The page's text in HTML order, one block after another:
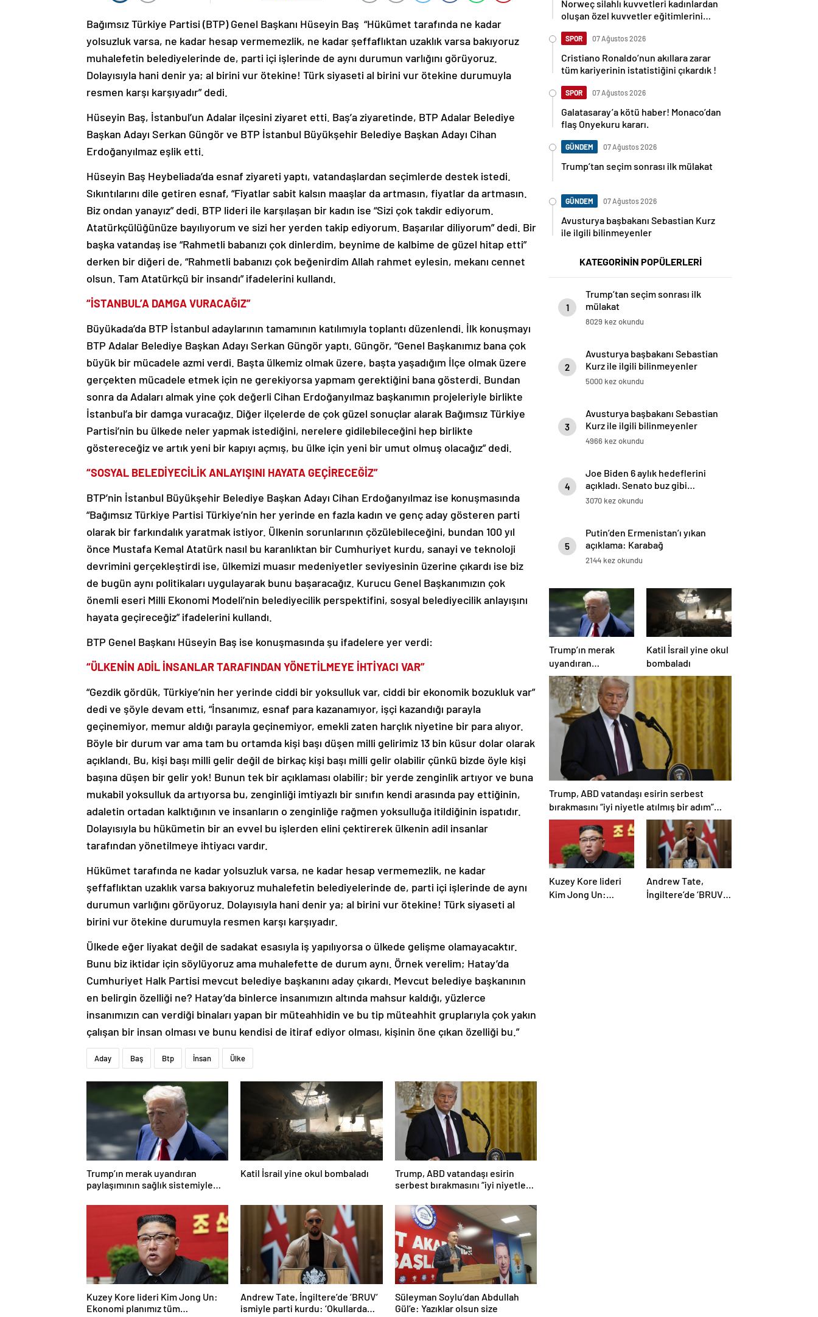
Bağımsız Türkiye Partisi (BTP) Genel Başkanı Hüseyin Baş “Hükümet tarafında ne kadar
yolsuzluk varsa, ne kadar hesap vermemezlik, ne kadar şeffaflıktan uzaklık varsa bakıyoruz
muhalefetin belediyelerinde de, parti içi işlerinde de aynı durumun varlığını görüyoruz.
Dolayısıyla hani denir ya; al birini vur ötekine! Türk siyaseti al birini vur ötekine durumuyla
resmen karşı karşıyadır” dedi.
Hüseyin Baş, İstanbul’un Adalar ilçesini ziyaret etti. Baş’a ziyaretinde, BTP Adalar Belediye
Başkan Adayı Serkan Güngör ve BTP İstanbul Büyükşehir Belediye Başkan Adayı Cihan
Erdoğanyılmaz eşlik etti.
Hüseyin Baş Heybeliada’da esnaf ziyareti yaptı, vatandaşlardan seçimlerde destek istedi.
Sıkıntılarını dile getiren esnaf, “Fiyatlar sabit kalsın maaşlar da artmasın, fiyatlar da artmasın.
Biz ondan yanayız” dedi. BTP lideri ile karşılaşan bir kadın ise “Sizi çok takdir ediyorum.
Atatürkçülüğünüze bayılıyorum ve sizi her yerden takip ediyorum. Başarılar diliyorum” dedi. Bir
başka vatandaş ise “Rahmetli babanızı çok dinlerdim, beynime de kalbime de güzel hitap etti”
derken bir diğeri de, “Rahmetli babanızı çok beğenirdim Allah rahmet eylesin, mekanı cennet
olsun. Tam Atatürkçü bir insandı” ifadelerini kullandı.
“İSTANBUL’A DAMGA VURACAĞIZ”
Büyükada’da BTP İstanbul adaylarının tamamının katılımıyla toplantı düzenlendi. İlk konuşmayı
BTP Adalar Belediye Başkan Adayı Serkan Güngör yaptı. Güngör, “Genel Başkanımız bana çok
büyük bir mücadele azmi verdi. Başta ülkemiz olmak üzere, başta yaşadığım İlçe olmak üzere
gerçekten mücadele etmek için ne gerekiyorsa yapmam gerektiğini bana gösterdi. Bundan
sonra da Adaları almak yine çok değerli Cihan Erdoğanyılmaz başkanımın projeleriyle birlikte
İstanbul’a bir damga vuracağız. Diğer ilçelerde de çok güzel sonuçlar alarak Bağımsız Türkiye
Partisi’nin bu ülkede neler yapmak istediğini, nerelere gidilebileceğini hep birlikte
göstereceğiz ve artık yeni bir kapıyı açmış, bu ülke için yeni bir umut olmuş olacağız” dedi.
“SOSYAL BELEDİYECİLİK ANLAYIŞINI HAYATA GEÇİRECEĞİZ”
BTP’nin İstanbul Büyükşehir Belediye Başkan Adayı Cihan Erdoğanyılmaz ise konuşmasında
“Bağımsız Türkiye Partisi Türkiye’nin her yerinde en fazla kadın ve genç aday gösteren parti
olarak bir farkındalık yaratmak istiyor. Ülkenin sorunlarının çözülebileceğini, bundan 100 yıl
önce Mustafa Kemal Atatürk nasıl bu karanlıktan bir Cumhuriyet kurdu, sanayi ve teknoloji
devrimini gerçekleştirdi ise, ülkemizi muasır medeniyetler seviyesinin üzerine çıkardı ise biz
de bugün aynı politikaları uygulayarak bunu başaracağız. Kurucu Genel Başkanımızın çok
önemli eseri Milli Ekonomi Modeli’nin belediyecilik perspektifini, sosyal belediyecilik anlayışını
hayata geçireceğiz” ifadelerini kullandı.
BTP Genel Başkanı Hüseyin Baş ise konuşmasında şu ifadelere yer verdi:
“ÜLKENİN ADİL İNSANLAR TARAFINDAN YÖNETİLMEYE İHTİYACI VAR”
“Gezdik gördük, Türkiye’nin her yerinde ciddi bir yoksulluk var, ciddi bir ekonomik bozukluk var”
dedi ve şöyle devam etti, “İnsanımız, esnaf para kazanamıyor, işçi kazandığı parayla
geçinemiyor, memur aldığı parayla geçinemiyor, emekli zaten harçlık niyetine bir para alıyor.
Böyle bir durum var ama tam bu ortamda kişi başı düşen milli gelirimiz 13 bin küsur dolar olarak
açıklandı. Bu, kişi başı milli gelir değil de birkaç kişi başı milli gelir olabilir çünkü bizde öyle kişi
başına düşen bir gelir yok! Bunun tek bir açıklaması olabilir; bir yerde zenginlik artıyor ve buna
mukabil yoksulluk da artıyorsa bu, zenginliği imtiyazlı bir sınıfın kendi arasında pay ettiğinin,
adaletin ortadan kalktığının ve insanların o zenginliğe rağmen yoksulluğa itildiğinin ispatıdır.
Dolayısıyla bu hükümetin bir an evvel bu işlerden elini çektirerek ülkenin adil insanlar
tarafından yönetilmeye ihtiyacı vardır.
Hükümet tarafında ne kadar yolsuzluk varsa, ne kadar hesap vermemezlik, ne kadar
şeffaflıktan uzaklık varsa bakıyoruz muhalefetin belediyelerinde de, parti içi işlerinde de aynı
durumun varlığını görüyoruz. Dolayısıyla hani denir ya; al birini vur ötekine! Türk siyaseti al
birini vur ötekine durumuyla resmen karşı karşıyadır.
Ülkede eğer liyakat değil de sadakat esasıyla iş yapılıyorsa o ülkede gelişme olamayacaktır.
Bunu biz iktidar için söylüyoruz ama muhalefette de durum aynı. Örnek verelim; Hatay’da
Cumhuriyet Halk Partisi mevcut belediye başkanını aday çıkardı. Mevcut belediye başkanının
en belirgin özelliği ne? Hatay’da binlerce insanımızın altında mahsur kaldığı, yüzlerce
insanımızın can verdiği binaları yapan bir müteahhidin ve bu tip müteahhit gruplarıyla çok yakın
çalışan bir insan olması ve bunu kendisi de itiraf ediyor olması, kişinin öne çıkan özelliği bu.”
Aday Baş Btp İnsan Ülke
Trump’ın merak uyandıran
paylaşımının sağlık sistemiyle
Katil İsrail yine okul bombaladı
Trump, ABD vatandaşı esirin
serbest bırakmasını “iyi niyetle
değerlendirdi
Kuzey Kore lideri Kim Jong Un:
Ekonomi planımız tüm
Andrew Tate, İngiltere’de ‘BRUV’
ismiyle parti kurdu: ‘Okullarda
Süleyman Soylu’dan Abdullah
Gül’e: Yazıklar olsun size
Norweç silahlı kuvvetleri kadınlardan
oluşan özel kuvvetler eğitimlerini
SPOR 07 Ağustos 2026
Cristiano Ronaldo’nun akıllara zarar
tüm kariyerinin istatistiğini çıkardık !
SPOR 07 Ağustos 2026
Galatasaray’a kötü haber! Monaco’dan
flaş Onyekuru kararı.
GÜNDEM 07 Ağustos 2026
Trump’tan seçim sonrası ilk mülakat
GÜNDEM 07 Ağustos 2026
Avusturya başbakanı Sebastian Kurz
ile ilgili bilinmeyenler
KATEGORİNİN POPÜLERLERİ
1
Trump’tan seçim sonrası ilk
mülakat
8029 kez okundu
2
Avusturya başbakanı Sebastian
Kurz ile ilgili bilinmeyenler
5000 kez okundu
3
Avusturya başbakanı Sebastian
Kurz ile ilgili bilinmeyenler
4966 kez okundu
4
Joe Biden 6 aylık hedeflerini
açıkladı. Senato buz gibi…
3070 kez okundu
5
Putin’den Ermenistan’ı yıkan
açıklama: Karabağ
Azerbaycan’ın ayrılmaz bir
2144 kez okundu
Trump’ın merak
uyandıran
paylaşımının sağlık
sistemiyle ilgili
kararname olduğu
anlaşıldı
Katil İsrail yine okul
bombaladı
Trump, ABD vatandaşı esirin serbest
bırakmasını “iyi niyetle atılmış bir adım”
olarak değerlendirdi
Kuzey Kore lideri
Kim Jong Un:
Andrew Tate,
İngiltere’de ‘BRUV’